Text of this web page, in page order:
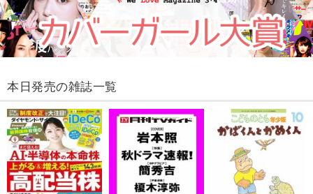
本日発売の雑誌一覧